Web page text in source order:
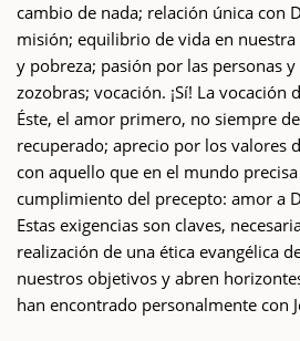
cambio de nada; relación única con
misión; equilibrio de vida en nuestra
y pobreza; pasión por las personas
zozobras; vocación. ¡Sí! La vocación
Éste, el amor primero, no siempre
recuperado; aprecio por los valores
con aquello que en el mundo
cumplimiento del precepto: amor a
Estas exigencias son claves,
realización de una ética evangélica
nuestros objetivos y abren
han encontrado personalmente con